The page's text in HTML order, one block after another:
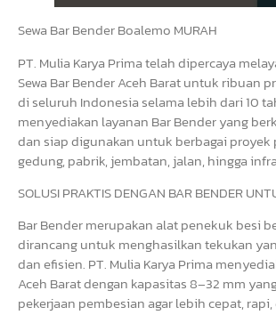
Sewa Bar Bender Boalemo MURAH
PT. Mulia Karya Prima telah dipercaya
Sewa Bar Bender Aceh Barat untuk ribuan
di seluruh Indonesia selama lebih dari 10
menyediakan layanan Bar Bender yang
dan siap digunakan untuk berbagai
gedung, pabrik, jembatan, jalan, hingga
SOLUSI PRAKTIS DENGAN BAR BENDER
Bar Bender merupakan alat penekuk besi
dirancang untuk menghasilkan tekukan
dan efisien. PT. Mulia Karya Prima
Aceh Barat dengan kapasitas 8–32 mm
pekerjaan pembesian agar lebih cepat,